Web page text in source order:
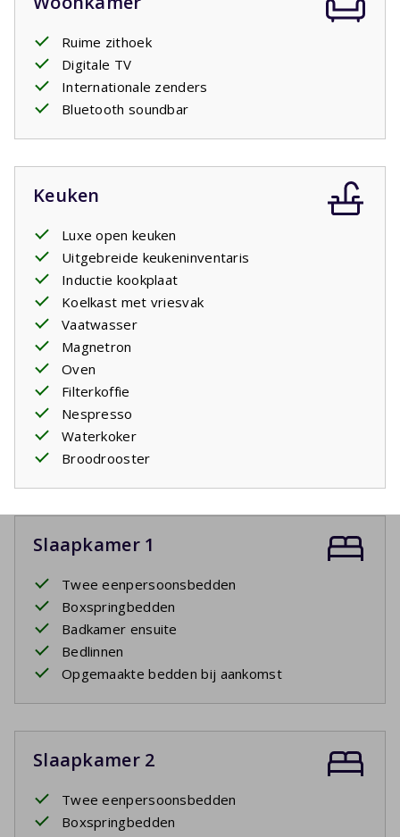
Ruime zithoek
Digitale TV
Internationale zenders
Bluetooth soundbar
Keuken
Luxe open keuken
Uitgebreide keukeninventaris
Inductie kookplaat
Koelkast met vriesvak
Vaatwasser
Magnetron
Oven
Filterkoffie
Nespresso
Waterkoker
Broodrooster
Slaapkamer 1
Twee eenpersoonsbedden
Boxspringbedden
Badkamer ensuite
Bedlinnen
Opgemaakte bedden bij aankomst
Slaapkamer 2
Twee eenpersoonsbedden
Boxspringbedden